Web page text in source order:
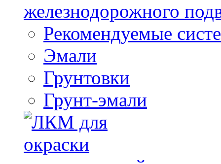
железнодорожного
Рекомендуемые
Эмали
Грунтовки
Грунт-эмали